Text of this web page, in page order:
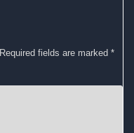
Required fields are marked *